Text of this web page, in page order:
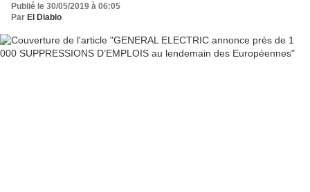
Publié le 30/05/2019 à 06:05
Par El Diablo